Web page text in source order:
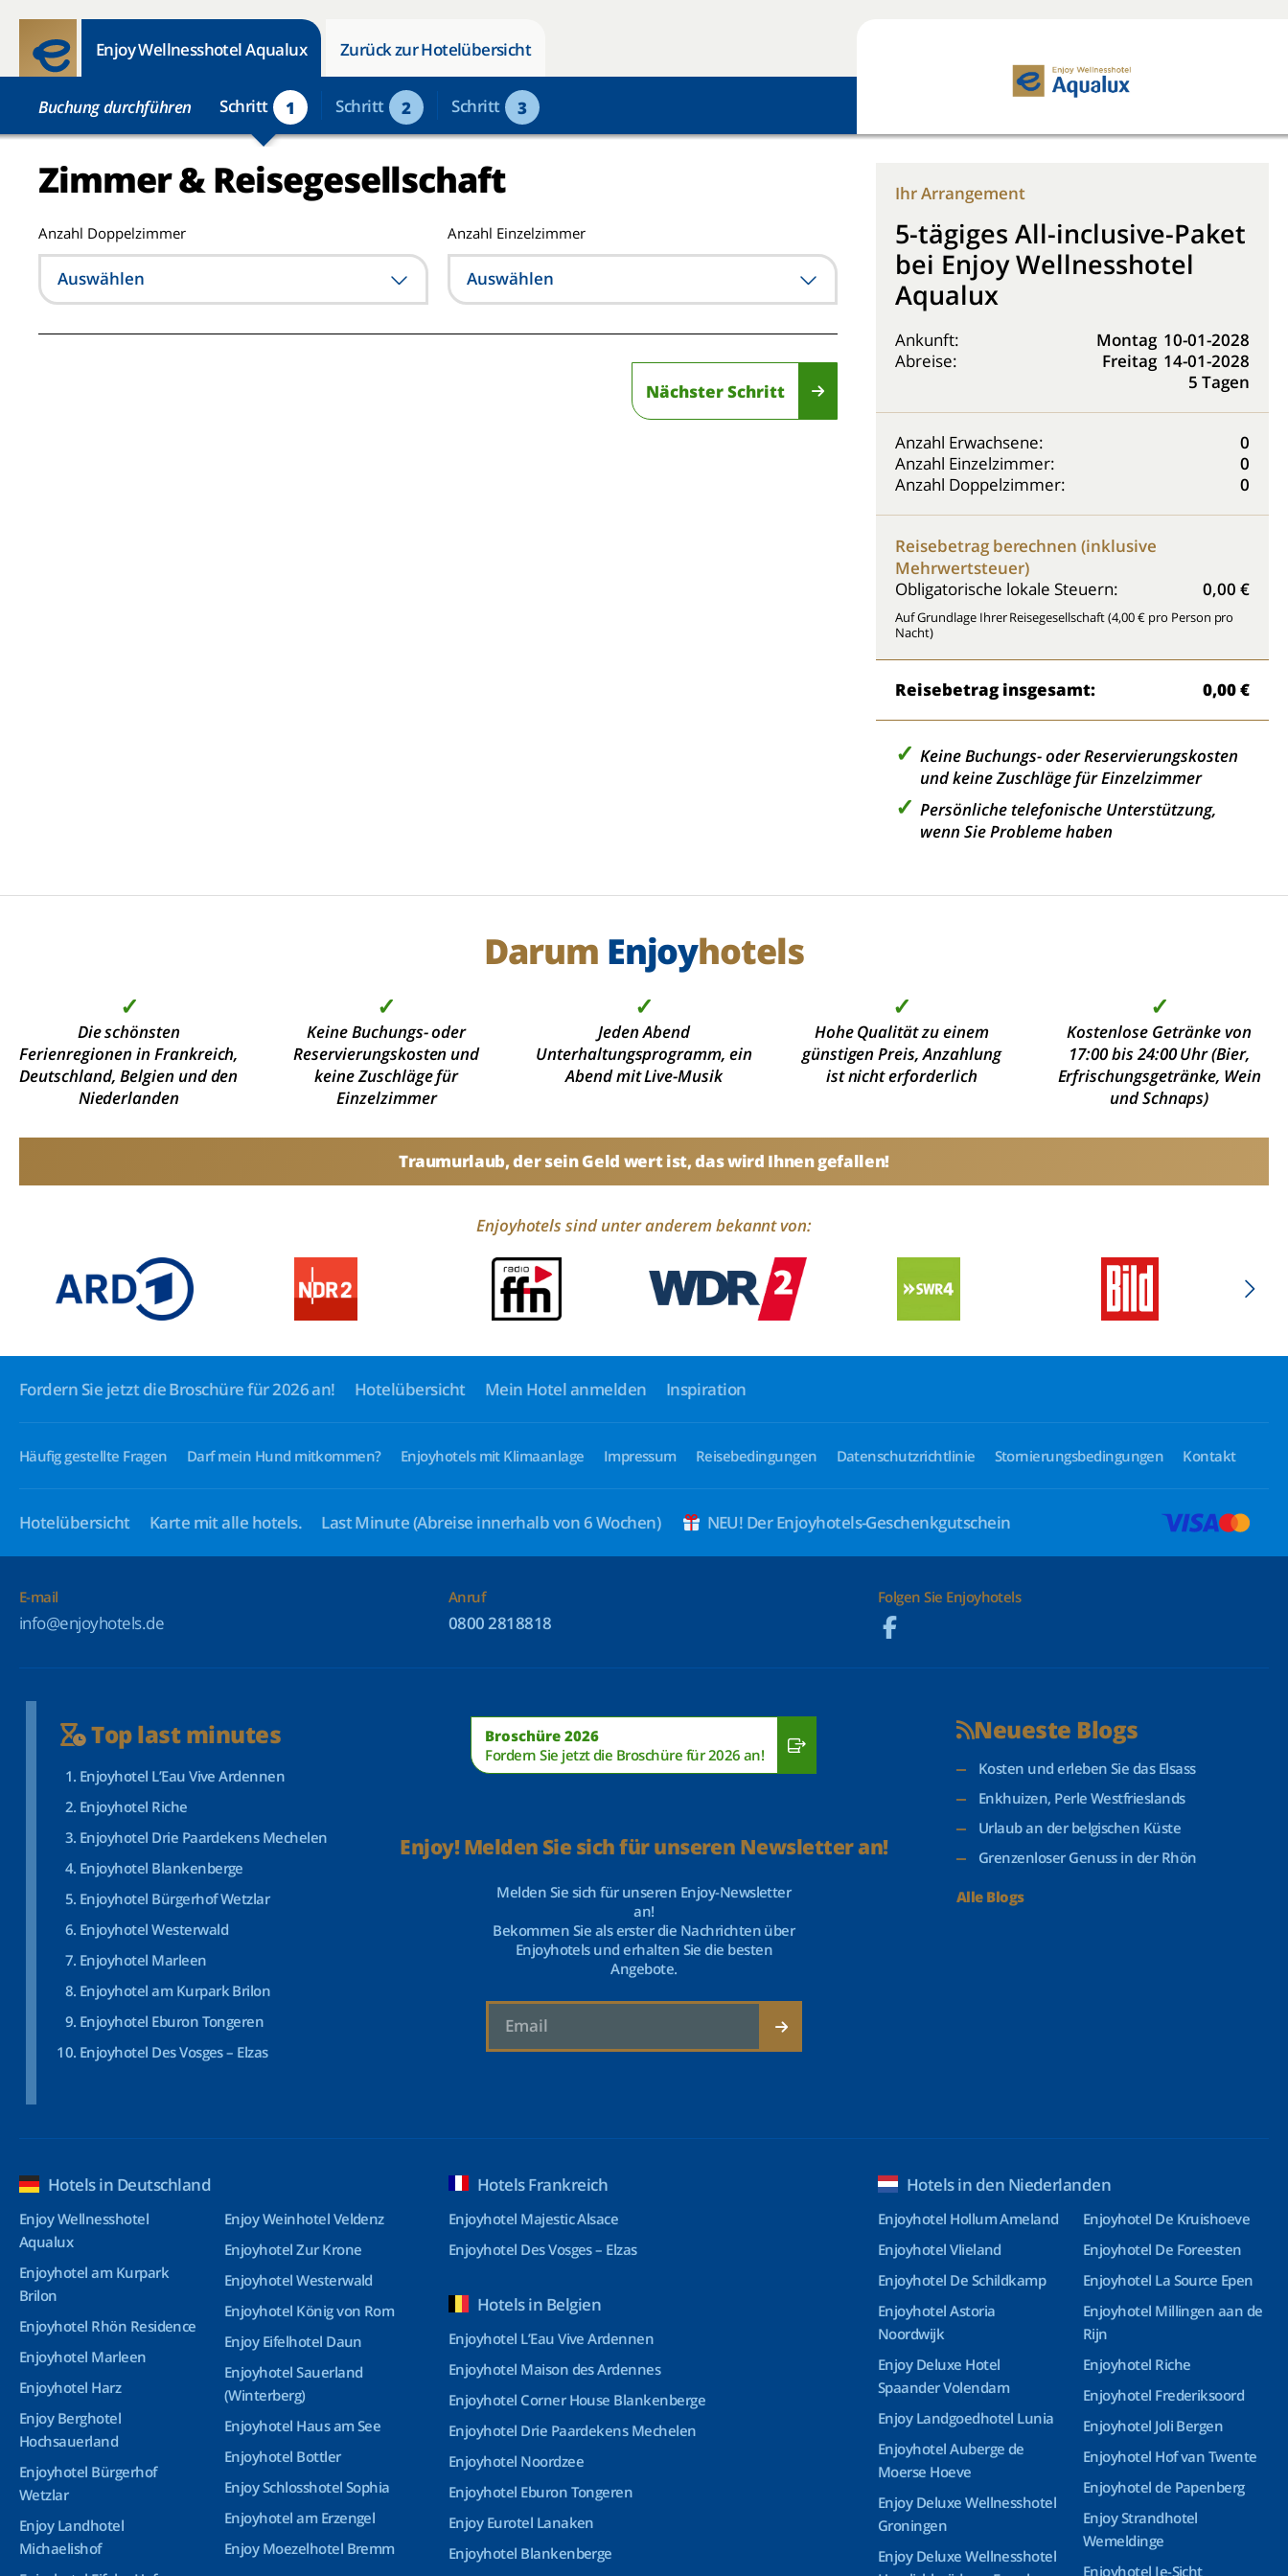
Enjoy Wellnesshotel Aqualux Zurück zur Hotelübersicht
Buchung durchführen Schritt 1 Schritt 2 Schritt 3
Zimmer & Reisegesellschaft
Anzahl Doppelzimmer
Auswählen
Anzahl Einzelzimmer
Auswählen
Nächster Schritt
Ihr Arrangement
5-tägiges All-inclusive-Paket
bei Enjoy Wellnesshotel
Aqualux
Ankunft: Montag 10-01-2028
Abreise:
Freitag 14-01-2028
5 Tagen
Anzahl Erwachsene:
0
Anzahl Einzelzimmer:
0
Anzahl Doppelzimmer:
0
Reisebetrag berechnen (inklusive
Mehrwertsteuer)
Obligatorische lokale Steuern:
0,00 €
Auf Grundlage Ihrer Reisegesellschaft (4,00 € pro Person pro
Nacht)
Reisebetrag insgesamt: 0,00 €
Keine Buchungs- oder Reservierungskosten
und keine Zuschläge für Einzelzimmer
Persönliche telefonische Unterstützung,
wenn Sie Probleme haben
Darum Enjoyhotels
✓
Die schönsten
Ferienregionen in Frankreich,
Deutschland, Belgien und den
Niederlanden
✓
Keine Buchungs- oder
Reservierungskosten und
keine Zuschläge für
Einzelzimmer
✓
Jeden Abend
Unterhaltungsprogramm, ein
Abend mit Live-Musik
✓
Hohe Qualität zu einem
günstigen Preis, Anzahlung
ist nicht erforderlich
✓
Kostenlose Getränke von
17:00 bis 24:00 Uhr (Bier,
Erfrischungsgetränke, Wein
und Schnaps)
Traumurlaub, der sein Geld wert ist, das wird Ihnen gefallen!
Enjoyhotels sind unter anderem bekannt von:
Fordern Sie jetzt die Broschüre für 2026 an! Hotelübersicht Mein Hotel anmelden Inspiration
Häufig gestellte Fragen Darf mein Hund mitkommen? Enjoyhotels mit Klimaanlage Impressum Reisebedingungen Datenschutzrichtlinie Stornierungsbedingungen Kontakt
Hotelübersicht Karte mit alle hotels. Last Minute(Abreise innerhalb von 6 Wochen) NEU! Der Enjoyhotels-Geschenkgutschein
E-mail
info@enjoyhotels.de
Anruf
0800 2818818
Folgen Sie Enjoyhotels
Top last minutes
Enjoyhotel L’Eau Vive Ardennen
Enjoyhotel Riche
Enjoyhotel Drie Paardekens Mechelen
Enjoyhotel Blankenberge
Enjoyhotel Bürgerhof Wetzlar
Enjoyhotel Westerwald
Enjoyhotel Marleen
Enjoyhotel am Kurpark Brilon
Enjoyhotel Eburon Tongeren
Enjoyhotel Des Vosges – Elzas
Broschüre 2026
Fordern Sie jetzt die Broschüre für 2026 an!
Enjoy! Melden Sie sich für unseren Newsletter an!
Melden Sie sich für unseren Enjoy-Newsletter
an!
Bekommen Sie als erster die Nachrichten über
Enjoyhotels und erhalten Sie die besten
Angebote.
Neueste Blogs
Kosten und erleben Sie das Elsass
Enkhuizen, Perle Westfrieslands
Urlaub an der belgischen Küste
Grenzenloser Genuss in der Rhön
Alle Blogs
Hotels in Deutschland
Enjoy Wellnesshotel
Aqualux
Enjoyhotel am Kurpark
Brilon
Enjoyhotel Rhön Residence
Enjoyhotel Marleen
Enjoyhotel Harz
Enjoy Berghotel
Hochsauerland
Enjoyhotel Bürgerhof
Wetzlar
Enjoy Landhotel
Michaelishof
Enjoy Weinhotel Veldenz
Enjoyhotel Zur Krone
Enjoyhotel Westerwald
Enjoyhotel König von Rom
Enjoy Eifelhotel Daun
Enjoyhotel Sauerland
(Winterberg)
Enjoyhotel Haus am See
Enjoyhotel Bottler
Enjoy Schlosshotel Sophia
Enjoyhotel am Erzengel
Enjoy Moezelhotel Bremm
Hotels Frankreich
Enjoyhotel Majestic Alsace
Enjoyhotel Des Vosges – Elzas
Hotels in Belgien
Enjoyhotel L’Eau Vive Ardennen
Enjoyhotel Maison des Ardennes
Enjoyhotel Corner House Blankenberge
Enjoyhotel Drie Paardekens Mechelen
Enjoyhotel Noordzee
Enjoyhotel Eburon Tongeren
Enjoy Eurotel Lanaken
Enjoyhotel Blankenberge
Hotels in den Niederlanden
Enjoyhotel Hollum Ameland
Enjoyhotel Vlieland
Enjoyhotel De Schildkamp
Enjoyhotel Astoria
Noordwijk
Enjoy Deluxe Hotel
Spaander Volendam
Enjoy Landgoedhotel Lunia
Enjoyhotel Auberge de
Moerse Hoeve
Enjoy Deluxe Wellnesshotel
Groningen
Enjoy Deluxe Wellnesshotel
Enjoyhotel De Kruishoeve
Enjoyhotel De Foreesten
Enjoyhotel La Source Epen
Enjoyhotel Millingen aan de
Rijn
Enjoyhotel Riche
Enjoyhotel Frederiksoord
Enjoyhotel Joli Bergen
Enjoyhotel Hof van Twente
Enjoyhotel de Papenberg
Enjoy Strandhotel
Wemeldinge
Enjoyhotel Ie-Sicht